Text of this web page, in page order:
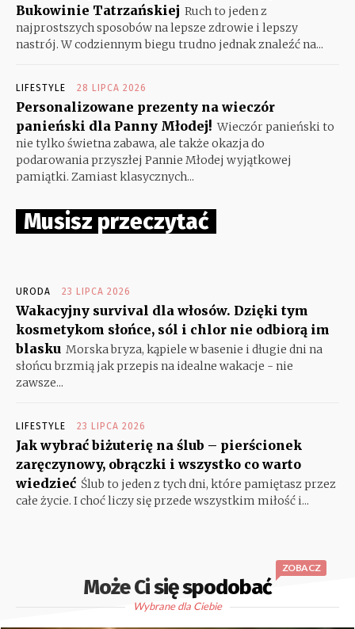
Bukowinie Tatrzańskiej Ruch to jeden z
najprostszych sposobów na lepsze zdrowie i lepszy
nastrój. W codziennym biegu trudno jednak znaleźć na...
LIFESTYLE 28 LIPCA 2026
Personalizowane prezenty na wieczór
panieński dla Panny Młodej! Wieczór panieński to
nie tylko świetna zabawa, ale także okazja do
podarowania przyszłej Pannie Młodej wyjątkowej
pamiątki. Zamiast klasycznych...
Musisz przeczytać
URODA 23 LIPCA 2026
Wakacyjny survival dla włosów. Dzięki tym
kosmetykom słońce, sól i chlor nie odbiorą im
blasku Morska bryza, kąpiele w basenie i długie dni na
słońcu brzmią jak przepis na idealne wakacje - nie
zawsze...
LIFESTYLE 23 LIPCA 2026
Jak wybrać biżuterię na ślub – pierścionek
zaręczynowy, obrączki i wszystko co warto
wiedzieć Ślub to jeden z tych dni, które pamiętasz przez
całe życie. I choć liczy się przede wszystkim miłość i...
Może Ci się spodobać
ZOBACZ
Wybrane dla Ciebie